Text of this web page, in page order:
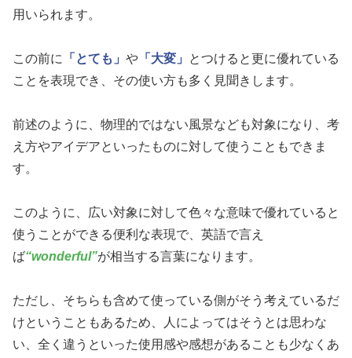
用いられます。
この前に 「とても」 や 「大変」
とつけると更に優れている
ことを表現でき、その使い方も多く見聞きします。
前述のように、物理的ではない風景なども対象になり、考
え方やアイデアといったものに対して使うこともできま
す。
このように、広い対象に対して色々な意味で優れていると
使うことができる便利な表現で、英語で言え
ば“wonderful”が相当する言葉になります。
ただし、そちらも含めて使っている側がそう考えているだ
けということもあるため、人によってはそうとは思わな
い、全く違うといった使用感や感想があることも少なくあ